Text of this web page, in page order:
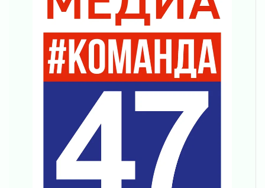
Музеи Ленобласти обновляют пространства
03 августа 2026
Новая площадка: 2027
03 августа 2026
Часть медиков в Ленобласти сможет
рассчитывать на доплату от региона
За сутки в Ленинградской области
ликвидировали 10 пожаров
Клюква наливается, но в корзинку пока не
просится
Строительные компании Ленобласти